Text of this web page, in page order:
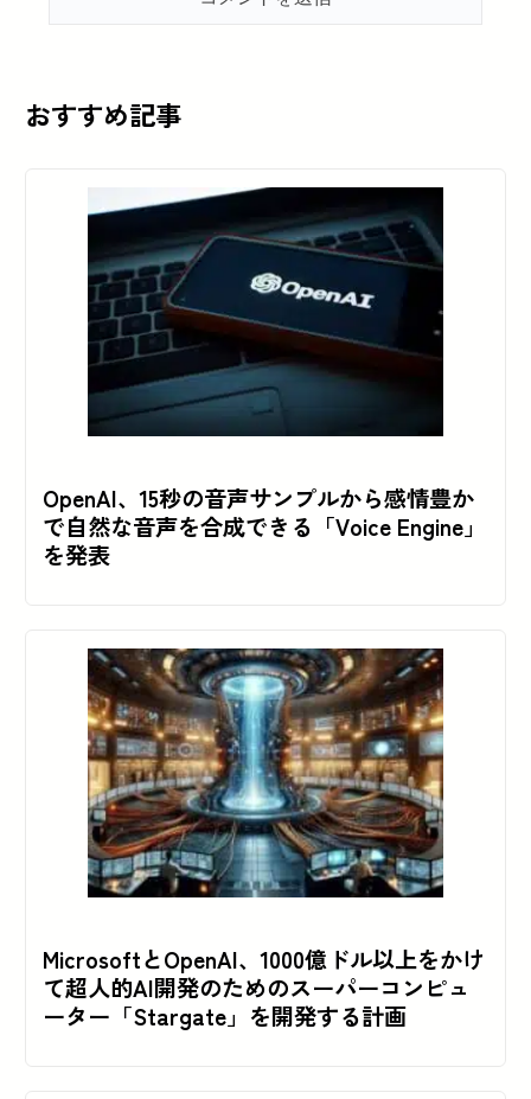
おすすめ記事
OpenAI、15秒の音声サンプルから感情豊か
で自然な音声を合成できる「Voice Engine」
を発表
MicrosoftとOpenAI、1000億ドル以上をかけ
て超人的AI開発のためのスーパーコンピュ
ーター「Stargate」を開発する計画